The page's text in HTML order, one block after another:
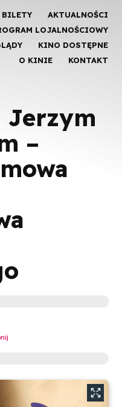
BILETY
AKTUALNOŚCI
LOJALNOŚCIOWY
KINO DOSTĘPNE
O KINIE
KONTAKT
Jerzym
–